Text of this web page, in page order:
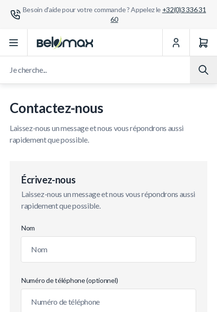
Besoin d'aide pour votre commande ? Appelez le +32(0)3 336 31
60
Contactez-nous
Laissez-nous un message et nous vous répondrons aussi
rapidement que possible.
Écrivez-nous
Laissez-nous un message et nous vous répondrons aussi
rapidement que possible.
Nom
Numéro de téléphone (optionnel)